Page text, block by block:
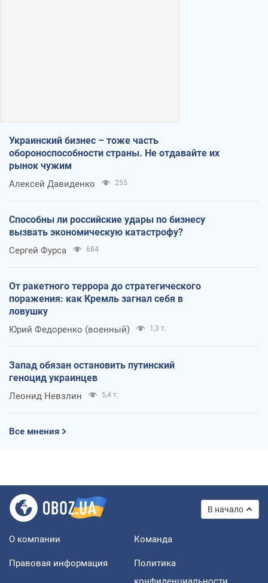
Украинский бизнес – тоже часть
обороноспособности страны. Не отдавайте их
рынок чужим
Алексей Давиденко 255
Способны ли российские удары по бизнесу
вызвать экономическую катастрофу?
Сергей Фурса 684
От ракетного террора до стратегического
поражения: как Кремль загнал себя в
ловушку
Юрий Федоренко (военный) 1,3 т.
Запад обязан остановить путинский
геноцид украинцев
Леонид Невзлин 5,4 т.
Все мнения
В начало
О компании Команда
Правовая информация
Политика